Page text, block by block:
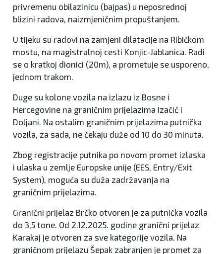
privremenu obilazinicu (bajpas) u neposrednoj
blizini radova, naizmjeničnim propuštanjem.
U tijeku su radovi na zamjeni dilatacije na Ribićkom
mostu, na magistralnoj cesti Konjic-Jablanica. Radi
se o kratkoj dionici (20m), a prometuje se usporeno,
jednom trakom.
Duge su kolone vozila na izlazu iz Bosne i
Hercegovine na graničnim prijelazima Izačić i
Doljani. Na ostalim graničnim prijelazima putnička
vozila, za sada, ne čekaju duže od 10 do 30 minuta.
Zbog registracije putnika po novom promet izlaska
i ulaska u zemlje Europske unije (EES, Entry/Exit
System), moguća su duža zadržavanja na
graničnim prijelazima.
Granični prijelaz Brčko otvoren je za putnička vozila
do 3,5 tone. Od 2.12.2025. godine granični prijelaz
Karakaj je otvoren za sve kategorije vozila. Na
graničnom prijelazu Šepak zabranjen je promet za